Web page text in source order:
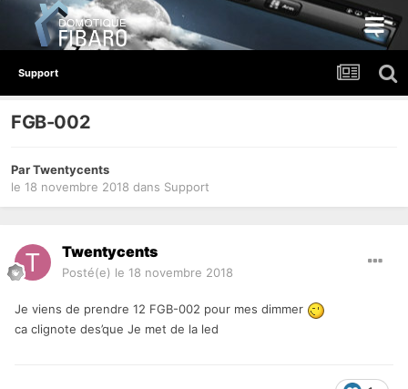
Support
FGB-002
ParTwentycents
le 18 novembre 2018 dans Support
Twentycents
Posté(e) le 18 novembre 2018
Je viens de prendre 12 FGB-002 pour mes dimmer
ca clignote des’que Je met de la led